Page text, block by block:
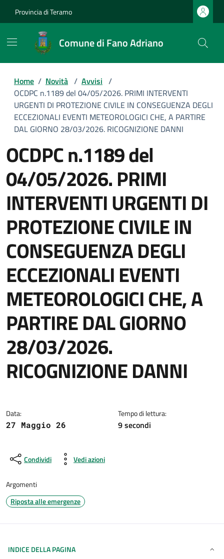
Provincia di Teramo
Comune di Fano Adriano
Home / Novità / Avvisi /
OCDPC n.1189 del 04/05/2026. PRIMI INTERVENTI
URGENTI DI PROTEZIONE CIVILE IN CONSEGUENZA DEGLI
ECCEZIONALI EVENTI METEOROLOGICI CHE, A PARTIRE
DAL GIORNO 28/03/2026. RICOGNIZIONE DANNI
OCDPC n.1189 del
04/05/2026. PRIMI
INTERVENTI URGENTI DI
PROTEZIONE CIVILE IN
CONSEGUENZA DEGLI
ECCEZIONALI EVENTI
METEOROLOGICI CHE, A
PARTIRE DAL GIORNO
28/03/2026.
RICOGNIZIONE DANNI
Data:
27 Maggio 26
Tempo di lettura:
9 secondi
Condividi Vedi azioni
Argomenti
Riposta alle emergenze
INDICE DELLA PAGINA